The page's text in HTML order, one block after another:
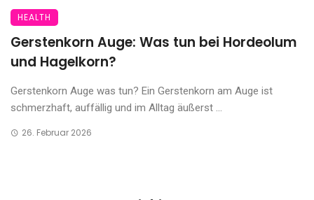
HEALTH
Gerstenkorn Auge: Was tun bei Hordeolum
und Hagelkorn?
Gerstenkorn Auge was tun? Ein Gerstenkorn am Auge ist
schmerzhaft, auffällig und im Alltag äußerst ...
26. Februar 2026